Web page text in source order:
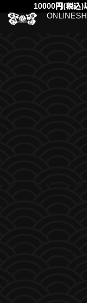
10000円(税込